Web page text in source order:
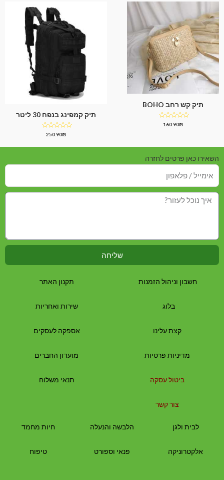
תיק קש רחב BOHO
דורג160.90₪
תיק קמפינג בנפח 30 ליטר
דורג250.90₪
השאירו כאן פרטים לחזרה
שליחה
חשבון וניהול הזמנות
בלוג
קצת עלינו
מדיניות פרטיות
ביטול עסקה
צור קשר
תקנון האתר
שירות ואחריות
אספקה לעסקים
מועדון החברים
תנאי משלוח
לבית ולגן
אלקטרוניקה
הלבשה והנעלה
פנאי וספורט
חיות מחמד
טיפוח